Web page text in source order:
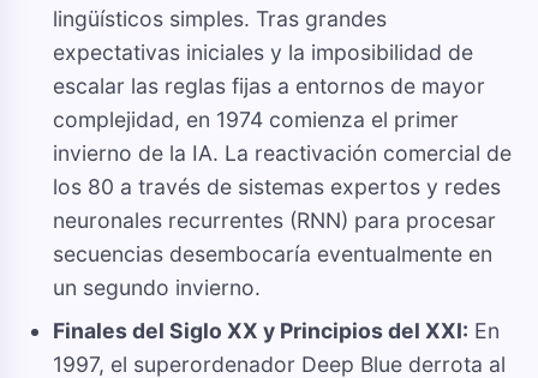
lingüísticos simples. Tras grandes
expectativas iniciales y la imposibilidad de
escalar las reglas fijas a entornos de mayor
complejidad, en 1974 comienza el primer
invierno de la IA. La reactivación comercial de
los 80 a través de sistemas expertos y redes
neuronales recurrentes (RNN) para procesar
secuencias desembocaría eventualmente en
un segundo invierno.
Finales del Siglo XX y Principios del XXI: En
1997, el superordenador Deep Blue derrota al